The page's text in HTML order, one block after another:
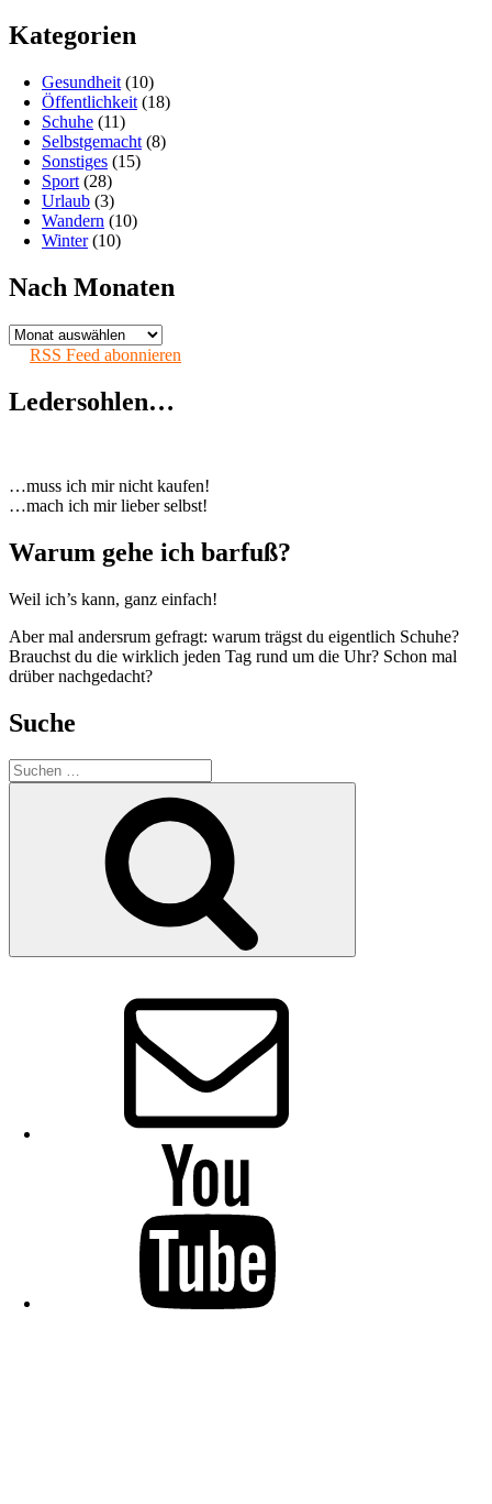
Kategorien
Gesundheit (10)
Öffentlichkeit (18)
Schuhe (11)
Selbstgemacht (8)
Sonstiges (15)
Sport (28)
Urlaub (3)
Wandern (10)
Winter(10)
Nach Monaten
Nach
Monaten
RSS Feed abonnieren
Ledersohlen…
…muss ich mir nicht kaufen!
…mach ich mir lieber selbst!
Warum gehe ich barfuß?
Weil ich’s kann, ganz einfach!
Aber mal andersrum gefragt: warum trägst du eigentlich Schuhe?
Brauchst du die wirklich jeden Tag rund um die Uhr? Schon mal
drüber nachgedacht?
Suche
Suchen
nach: